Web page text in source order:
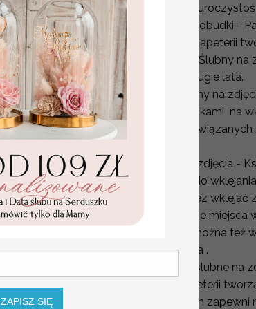
pięknych chwil związanych z
album Ślubny na zdjęcia z fotobudki -
do pozostałych elementów papeterii
Nasz Ręcznie robiony Album Ślubny na
niezwykłe wspomnienia na długie lata.
Presonalizowany Album Ślubny na
na okladce i tradycyjnymi kartkami na
zatrzymanie pięknych chwil
Nasze FotoAlbum Ślubny na zdjęcia -
ksiega do wpisów gości jak i do
na zdjęcia ze ślubu możesz tez wklejać
instaxem. Jeśli pozostną wolne miejsca
na zdjęcia - Pamiatka Ślubu można też
piękna pamiatkę na długie lata .
Wyjątkowyalbum na zdjęcia ślubne na
pozostałych elementów papeterii
Nasz ręcznie wykonany album zapewni
ZAPISZ SIĘ